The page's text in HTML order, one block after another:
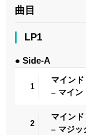
曲目
LP1
● Side-A
1
マイン
– マイン
2
マイン
– マジッ